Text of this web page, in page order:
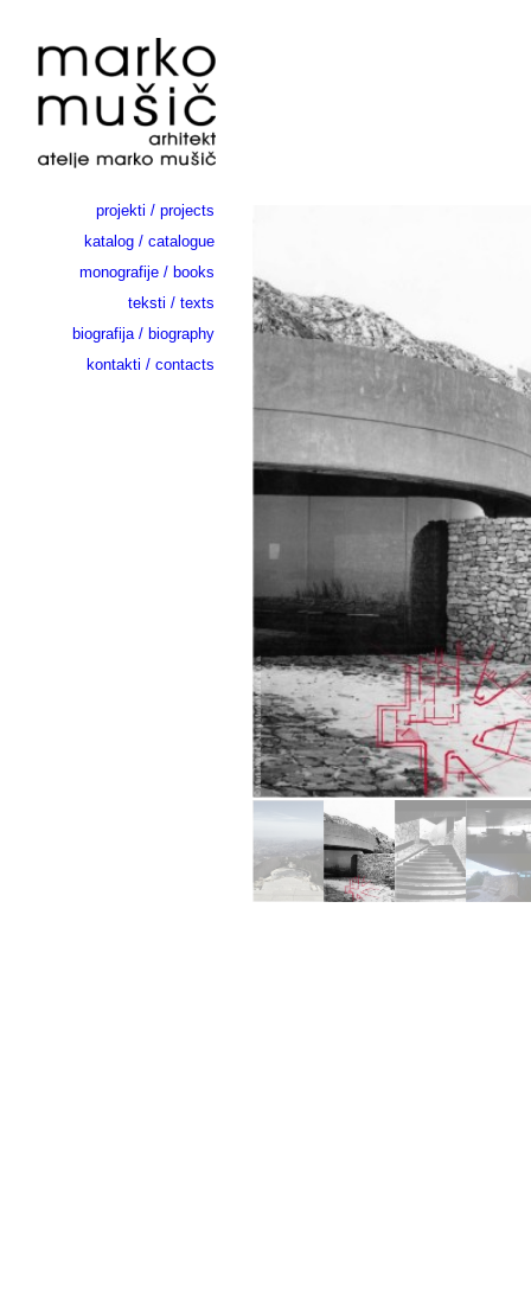
projekti / projects
katalog / catalogue
monografije / books
teksti / texts
biografija / biography
kontakti / contacts